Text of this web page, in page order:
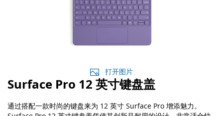
打开图片
Surface Pro 12 英寸键盘盖
通过搭配一款时尚的键盘来为 12 英寸 Surface Pro 增添魅力。